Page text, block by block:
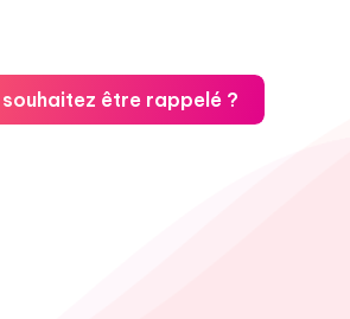
souhaitez être rappelé ?